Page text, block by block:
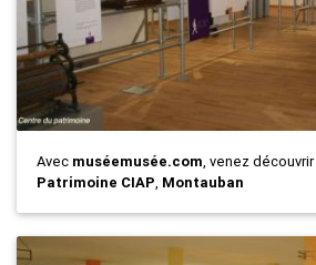
Avec muséemusée.com, venez découvrir
Patrimoine CIAP, Montauban